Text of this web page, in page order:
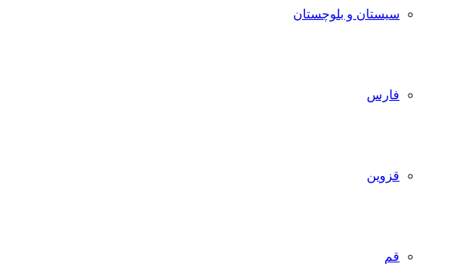
سیستان و بلوچستان
فارس
قزوین
قم